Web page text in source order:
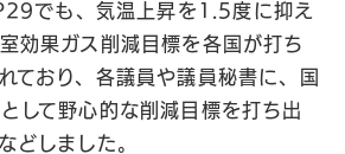
でも、気温上昇を1.5度に抑え
効果ガス削減目標を各国が打ち
ており、各議員や議員秘書に、国
して野心的な削減目標を打ち出
どしました。